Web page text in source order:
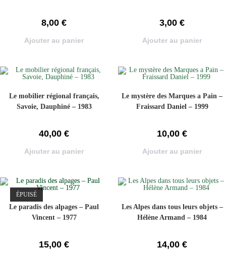
8,00 €
Ajouter au panier
3,00 €
Ajouter au panier
Le mobilier régional français,
Savoie, Dauphiné – 1983
40,00 €
Ajouter au panier
Le mystère des Marques a Pain –
Fraissard Daniel – 1999
10,00 €
Ajouter au panier
ÉPUISÉ
Le paradis des alpages – Paul
Vincent – 1977
15,00 €
Les Alpes dans tous leurs objets –
Hélène Armand – 1984
14,00 €